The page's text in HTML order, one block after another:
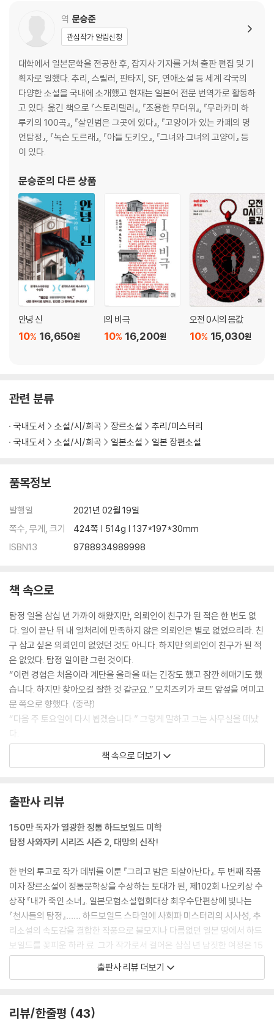
역 문승준
관심작가 알림신청
대학에서 일본문학을 전공한 후, 잡지사 기자를 거쳐 출판 편집 및 기
획자로 일했다. 추리, 스릴러, 판타지, SF, 연애소설 등 세계 각국의
다양한 소설을 국내에 소개했고 현재는 일본어 전문 번역가로 활동하
고 있다. 옮긴 책으로 『스토리텔러』, 『조용한 무더위』, 『무라카미 하
루키의 100곡』, 『살인범은 그곳에 있다』, 『고양이가 있는 카페의 명
언탐정』, 『녹슨 도르래』, 『아들 도키오』, 『그녀와 그녀의 고양이』 등
이 있다.
문승준의 다른 상품
안녕 신
16,650원
10%
I의 비극
16,200원
10%
오전 0시의 몸값
15,030원
10%
관련 분류
국내도서 소설/시/희곡 장르소설
추리/미스터리
국내도서
소설/시/희곡 일본소설 일본 장편소설
품목정보
발행일
2021년 02월 19일
쪽수, 무게, 크기
424쪽 | 514g | 137*197*30mm
ISBN13
9788934989998
책 속으로
탐정 일을 삼십 년 가까이 해왔지만, 의뢰인이 친구가 된 적은 한 번도 없
다. 일이 끝난 뒤 내 일처리에 만족하지 않은 의뢰인은 별로 없었으리라. 친
구 삼고 싶은 의뢰인이 없었던 것도 아니다. 하지만 의뢰인이 친구가 된 적
은 없었다. 탐정 일이란 그런 것이다.
“이런 경험은 처음이라 계단을 올라올 때는 긴장도 했고 잠깐 헤매기도 했
습니다. 하지만 찾아오길 잘한 것 같군요.” 모치즈키가 코트 앞섶을 여미고
문 쪽으로 향했다. (중략)
“다음 주 토요일에 다시 뵙겠습니다.” 그렇게 말하고 그는 사무실을 떠났
다.
의뢰인 모치즈키 고이치를 만난 건 그날이 처음이었다. 그리고 그것이 마
안쪽 왼편에 놓인 지점장 책상 끝에 걸터앉은 채, 신주쿠 경찰서의 니시고
리가 담배를 피우고 있었다. 그 밖에는 아무도 없었다.
“거기 앉아.” 니시고리가 방의 거의 정중앙에 있는 응접세트 소파를 가리
켰다. 로비보다 방 안 온도가 더 높아서 코트를 벗고 소파에 앉았다.
“왜 네가 여기 있지?”
“너는 왜 여기 있나?” (중략)
니시고리는 알 바 아니라는 얼굴로 말했다. “네가 대출받으러 왔다가 우연
히 이런 사건에 휘말리게 됐다는 말을 누가 믿겠나.”
“그다지 놀랍지도 않군. 넌 내가 한 말을 믿은 적이 한 번도 없으니까.”
--- p.75~76
다지마가 내 차를 보더니 의아한 얼굴로 물었다. “블루버드가 아니잖아?”
“그건 이미 사라진 지 오래야.”
“몰라.”
책 속으로 더보기
출판사 리뷰
150만 독자가 열광한 정통 하드보일드 미학
탐정 사와자키 시리즈 시즌 2, 대망의 신작!
한 번의 투고로 작가 데뷔를 이룬 『그리고 밤은 되살아난다』. 두 번째 작품
이자 장르소설이 정통문학상을 수상하는 토대가 된, 제102회 나오키상 수
상작 『내가 죽인 소녀』. 일본모험소설협회대상 최우수단편상에 빛나는
『천사들의 탐정』…… 하드보일드 스타일에 사회파 미스터리의 시사성, 추
리소설의 속도감을 결합한 작풍으로 불모지나 다름없던 일본 땅에서 하드
보일드를 꽃피운 하라 료. 그가 작가로서 걸어온 삼십 년 남짓한 여정은 15
0만 독자의 성원과 함께 오롯이 일본 하드보일드의 역사이자 전설로 새겨
004년에 시리즈 ‘시즌 2’의 개막을 알린 『어리석은 자는 죽어야 한다』의
출판사 리뷰 더보기
리뷰/한줄평 43